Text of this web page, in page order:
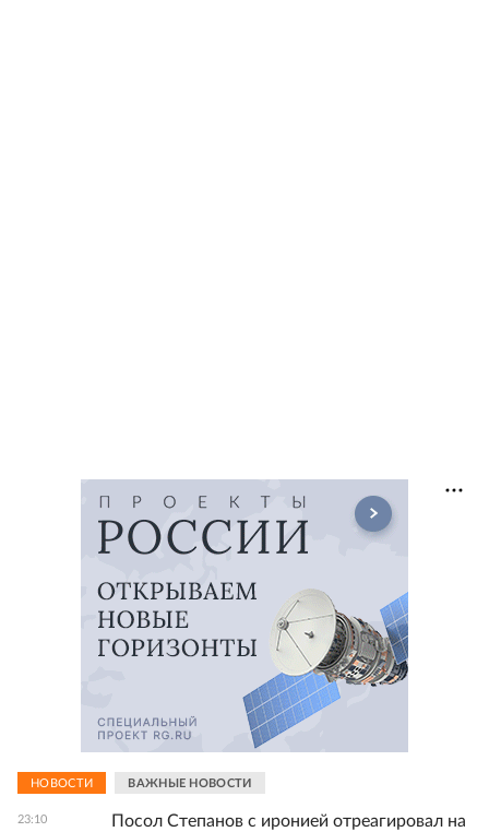
НОВОСТИ ВАЖНЫЕ НОВОСТИ
23:10
Посол Степанов с иронией отреагировал на